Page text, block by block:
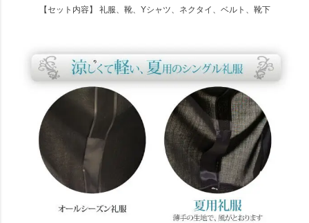
【セット内容】 礼服、靴、Yシャツ、ネクタイ、ベルト、靴下